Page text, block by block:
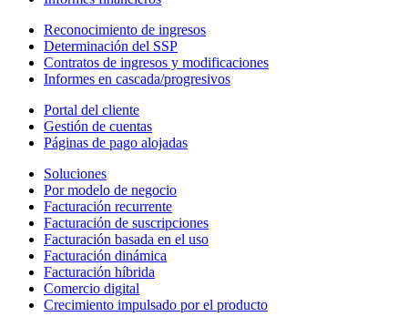
Reconocimiento de ingresos
Determinación del SSP
Contratos de ingresos y modificaciones
Informes en cascada/progresivos
Portal del cliente
Gestión de cuentas
Páginas de pago alojadas
Soluciones
Por modelo de negocio
Facturación recurrente
Facturación de suscripciones
Facturación basada en el uso
Facturación dinámica
Facturación híbrida
Comercio digital
Crecimiento impulsado por el producto